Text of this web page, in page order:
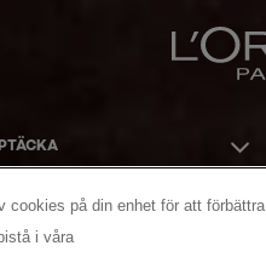
cookies på din enhet för att förbättra
i våra